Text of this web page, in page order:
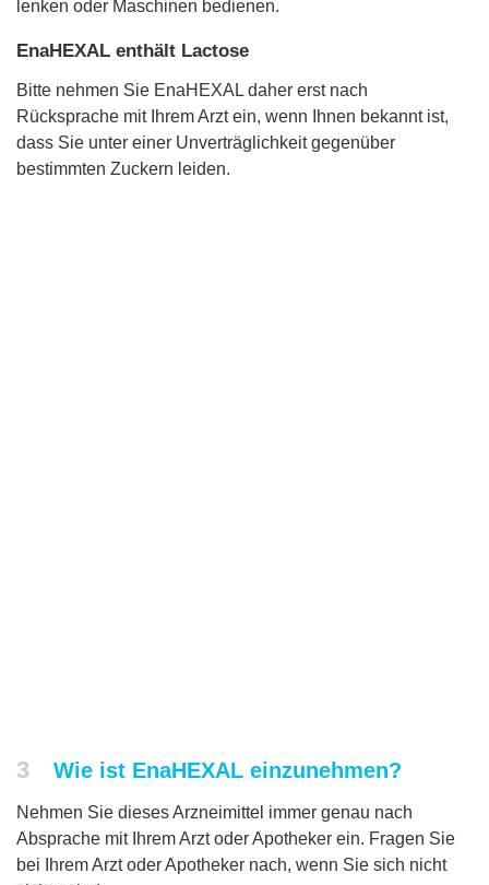
lenken oder Maschinen bedienen.
EnaHEXAL enthält Lactose
Bitte nehmen Sie EnaHEXAL daher erst nach
Rücksprache mit Ihrem Arzt ein, wenn Ihnen bekannt ist,
dass Sie unter einer Unverträglichkeit gegenüber
bestimmten Zuckern leiden.
3 Wie ist EnaHEXAL einzunehmen?
Nehmen Sie dieses Arzneimittel immer genau nach
Absprache mit Ihrem Arzt oder Apotheker ein. Fragen Sie
bei Ihrem Arzt oder Apotheker nach, wenn Sie sich nicht